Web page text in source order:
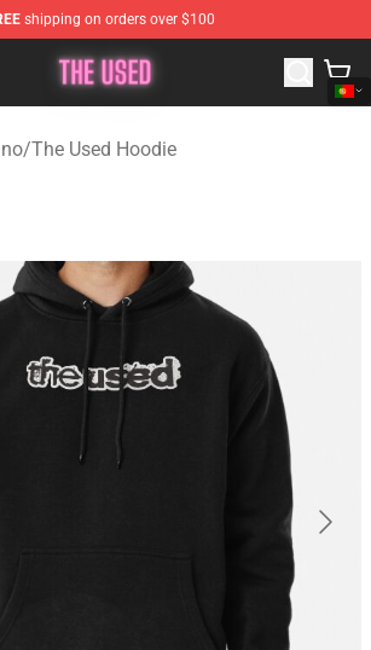
shipping on orders over $100
- Official The Used Merchandise Shop
/The Used Hoodie